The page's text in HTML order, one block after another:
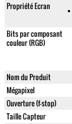
Propriété Ecran
Bits par composant
couleur (RGB)
Nom du Produit
Mégapixel
Ouverture (f-stop)
Taille Capteur